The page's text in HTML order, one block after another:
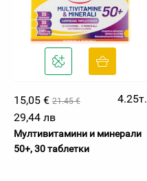
15,05 € 21.45 €
4.25т.
29,44 лв
Мултивитамини и минерали
50+, 30 таблетки